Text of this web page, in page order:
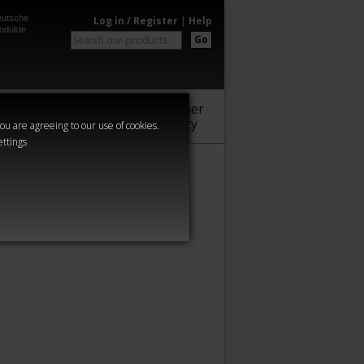
are agreeing to our use of cookies.
Log in / Register | Help
Go
Warhammer
Community